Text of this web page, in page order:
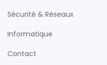
Sécurité & Réseaux
Informatique
Contact